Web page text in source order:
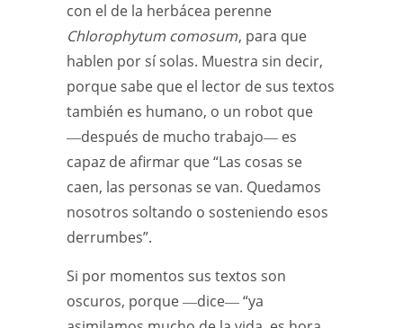
con el de la herbácea perenne
Chlorophytum comosum, para que
hablen por sí solas. Muestra sin decir,
porque sabe que el lector de sus textos
también es humano, o un robot que
―después de mucho trabajo― es
capaz de afirmar que “Las cosas se
caen, las personas se van. Quedamos
nosotros soltando o sosteniendo esos
derrumbes”.
Si por momentos sus textos son
oscuros, porque ―dice― “ya